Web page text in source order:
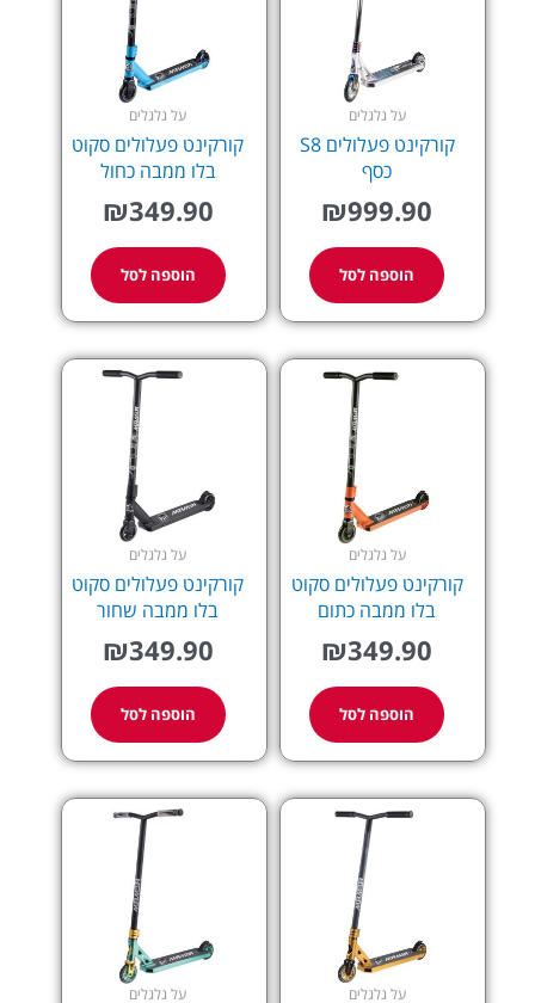
על גלגלים
קורקינט פעלולים S8
כסף
₪999.90
הוספה לסל
על גלגלים
קורקינט פעלולים סקוט
בלו ממבה כחול
₪349.90
הוספה לסל
על גלגלים
קורקינט פעלולים סקוט
בלו ממבה כתום
₪349.90
הוספה לסל
על גלגלים
קורקינט פעלולים סקוט
בלו ממבה שחור
₪349.90
הוספה לסל
על גלגלים על גלגלים